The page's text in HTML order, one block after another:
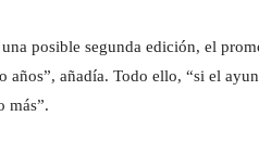
posible segunda edición, el
años”, añadía. Todo ello, “si el
más”.